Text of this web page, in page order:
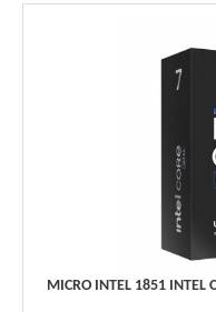
MICRO INTEL 1851 INTEL